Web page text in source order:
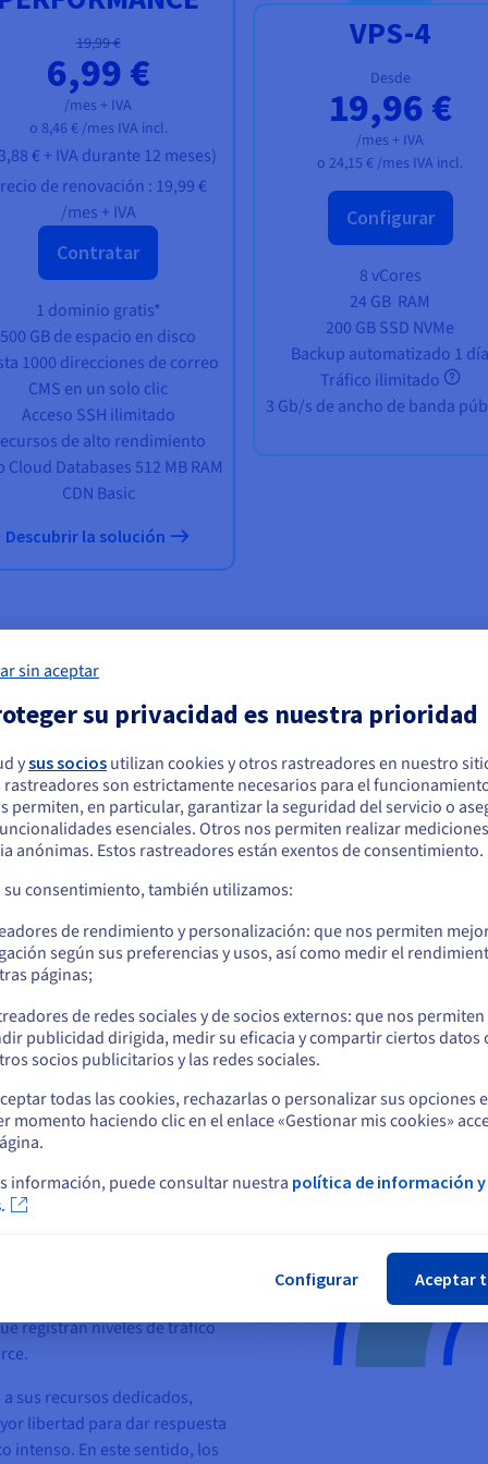
19,99 €
6,99 €
/mes + IVA
o 8,46 € /mes IVA incl.
€ + IVA durante 12 meses)
de renovación : 19,99 €
/mes + IVA
Contratar
1 dominio gratis*
500 GB de espacio en disco
1000 direcciones de correo
CMS en un solo clic
Acceso SSH ilimitado
de alto rendimiento
Cloud Databases 512 MB RAM
CDN Basic
Descubrir la solución
VPS-4
Desde
19,96 €
/mes + IVA
o 24,15 € /mes IVA incl.
Configurar
8 vCores
24 GB RAM
200 GB SSD NVMe
Backup automatizado 1 día
Tráfico ilimitado
3 Gb/s de ancho de banda
privado virtual (VPS)
compartido al crear su primer sitio web, ya que estos ofrecen
certificados SSL y almacenamiento en una gran red de
del proceso de desarrollo son algunas de las
compartidos de los planes de alojamiento, ya que estos
términos de configuración, acceso y funcionalidades (acceso
de software que desee. Sin embargo, el usuario
y configurar las aplicaciones.
debemos tener en cuenta. ¡Sigamos investigando!
tráfico, una gestión fluida del
Y es que los visitantes pierden
tarda demasiado tiempo en
de 2 segundos en mostrar su
).
alojamientos
opciones como nuestro
Así pues, esta solución es
Esta gestión eficaz
períodos de tiempo resulta
registran niveles de tráfico
sus recursos dedicados,
libertad para dar respuesta
intenso. En este sentido, los
que está ubicado en Estados Unidos
hacer un pedido desde Estados Unidos, deberá buscar el sitio web
y crear una cuenta.
us.ovhcloud.com/
Inglés USD - $
Permanezca en el sitio web actual
otro sitio web
sin aceptar
su privacidad es nuestra prioridad
ysus socios utilizan cookies y otros rastreadores en nuestro
rastreadores son estrictamente necesarios para el
permiten, en particular, garantizar la seguridad del servicio o
esenciales. Otros nos permiten realizar
anónimas. Estos rastreadores están exentos de consentimiento.
su consentimiento, también utilizamos:
de rendimiento y personalización: que nos permiten
según sus preferencias y usos, así como medir el
páginas;
de redes sociales y de socios externos: que nos permiten
publicidad dirigida, medir su eficacia y compartir ciertos datos
socios publicitarios y las redes sociales.
todas las cookies, rechazarlas o personalizar sus opciones
momento haciendo clic en el enlace «Gestionar mis cookies»
información, puede consultar nuestra política de información y
Configurar Aceptar